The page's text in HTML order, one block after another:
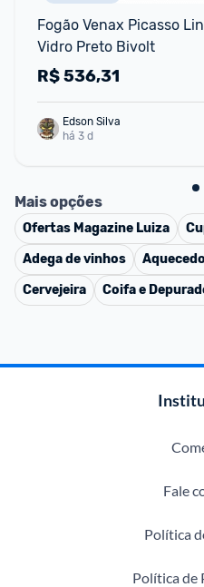
Fogão Venax Picasso
Vidro Preto Bivolt
R$536,31
Edson Silva
há 3 d
Mais opções
Ofertas Magazine Luiza
Adega de vinhos
Cervejeira
Coifa e
Fale
Política
Política de